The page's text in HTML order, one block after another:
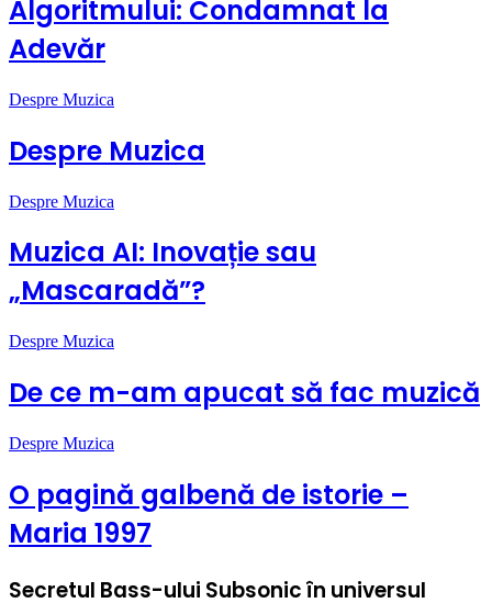
Algoritmului: Condamnat la
Adevăr
Despre Muzica
Despre Muzica
Despre Muzica
Muzica AI: Inovație sau
„Mascaradă”?
Despre Muzica
De ce m-am apucat să fac muzică
Despre Muzica
O pagină galbenă de istorie –
Maria 1997
Secretul Bass-ului Subsonic în universul